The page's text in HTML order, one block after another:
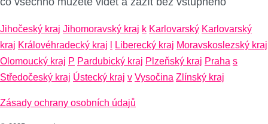
Jihočeský kraj Jihomoravský kraj k Karlovarský Karlovarský
kraj Královéhradecký kraj Liberecký kraj Moravskoslezský kraj
Olomoucký kraj P Pardubický kraj Plzeňský kraj Praha s
Středočeský kraj Ústecký kraj v Vysočina Zlínský kraj
Zásady ochrany osobních údajů